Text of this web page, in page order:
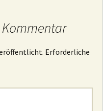
Erforderliche